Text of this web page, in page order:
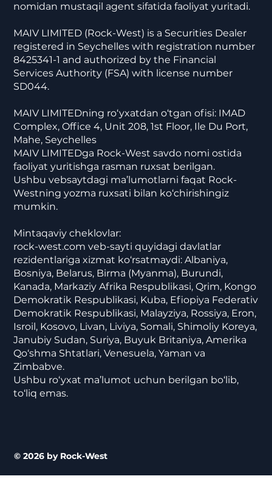
nomidan mustaqil agent sifatida faoliyat yuritadi.
MAIV LIMITED (Rock-West) is a Securities Dealer
registered in Seychelles with registration number
8425341-1 and authorized by the Financial
Services Authority (FSA) with license number
SD044.
MAIV LIMITEDning ro‘yxatdan o‘tgan ofisi: IMAD
Complex, Office 4, Unit 208, 1st Floor, Ile Du Port,
Mahe, Seychelles
MAIV LIMITEDga Rock-West savdo nomi ostida
faoliyat yuritishga rasman ruxsat berilgan.
Ushbu vebsaytdagi ma’lumotlarni faqat Rock-
Westning yozma ruxsati bilan ko‘chirishingiz
mumkin.
Mintaqaviy cheklovlar:
rock-west.com veb-sayti quyidagi davlatlar
rezidentlariga xizmat ko‘rsatmaydi: Albaniya,
Bosniya, Belarus, Birma (Myanma), Burundi,
Kanada, Markaziy Afrika Respublikasi, Qrim, Kongo
Demokratik Respublikasi, Kuba, Efiopiya Federativ
Demokratik Respublikasi, Malayziya, Rossiya, Eron,
Isroil, Kosovo, Livan, Liviya, Somali, Shimoliy Koreya,
Janubiy Sudan, Suriya, Buyuk Britaniya, Amerika
Qo‘shma Shtatlari, Venesuela, Yaman va
Zimbabve.
Ushbu ro‘yxat ma’lumot uchun berilgan bo‘lib,
to‘liq emas.
© 2026 by Rock-West